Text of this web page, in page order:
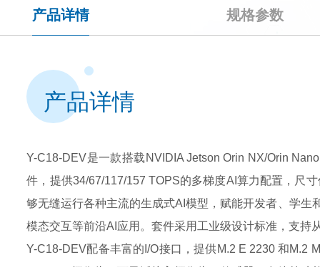
产品详情 规格参数
产品详情
Y-C18-DEV是一款搭载NVIDIA Jetson Orin NX/Orin
件，提供34/67/117/157 TOPS的多梯度AI算力配置，尺
够无缝运行各种主流的生成式AI模型，赋能开发者、学生
模态交互等前沿AI应用。套件采用工业级设计标准，支持
Y-C18-DEV配备丰富的I/O接口，提供M.2 E 2230 和M.2